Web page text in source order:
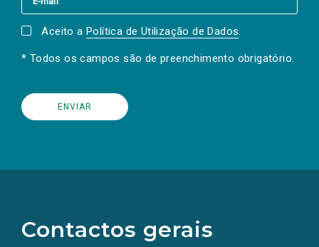
Aceito a Política de Utilização de Dados.
* Todos os campos são de preenchimento obrigatório.
Contactos gerais
redes
sociais